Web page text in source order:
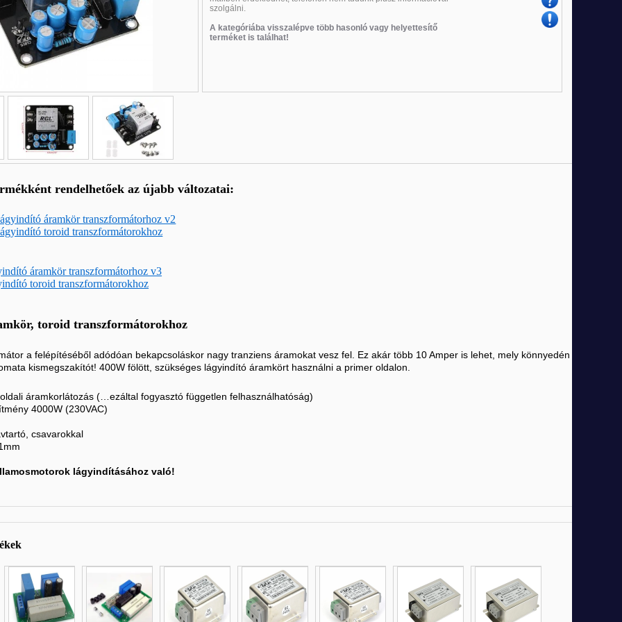
szolgálni.
A kategóriába visszalépve több hasonló vagy helyettesítő
terméket is találhat!
rendelhetőek az újabb változatai:
áramkör transzformátorhoz v2
toroid transzformátorokhoz
áramkör transzformátorhoz v3
toroid transzformátorokhoz
toroid transzformátorokhoz
a felépítéséből adódóan bekapcsoláskor nagy tranziens áramokat vesz fel. Ez akár több 10 Amper is lehet, mely könnyedén
kismegszakítót! 400W fölött, szükséges lágyindító áramkört használni a primer oldalon.
áramkorlátozás ( …ezáltal fogyasztó független felhasználhatóság)
4000W (230VAC)
csavarokkal
lágyindításához való!